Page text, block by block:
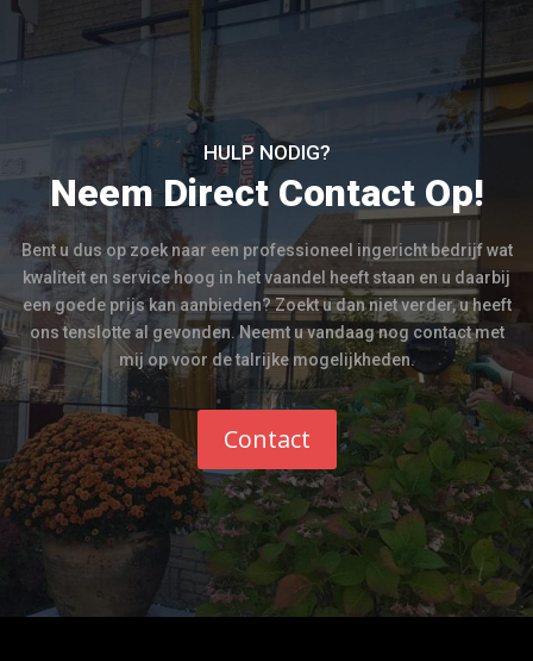
HULP NODIG?
Neem Direct Contact Op!
Bent u dus op zoek naar een professioneel ingericht bedrijf wat
kwaliteit en service hoog in het vaandel heeft staan en u daarbij
een goede prijs kan aanbieden? Zoekt u dan niet verder, u heeft
ons tenslotte al gevonden. Neemt u vandaag nog contact met
mij op voor de talrijke mogelijkheden.
Contact